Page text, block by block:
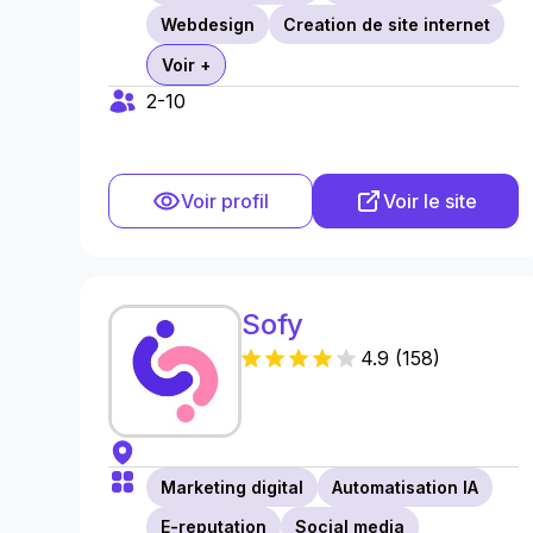
Webdesign
Creation de site internet
Voir +
2-10
Voir profil Voir le site
Sofy
4.9 (158)
Marketing digital
Automatisation IA
E-reputation
Social media